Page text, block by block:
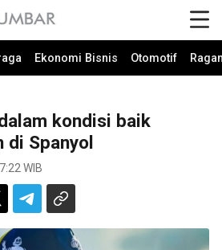
Ekonomi Bisnis Otomotif
kondisi baik
di Spanyol
WIB